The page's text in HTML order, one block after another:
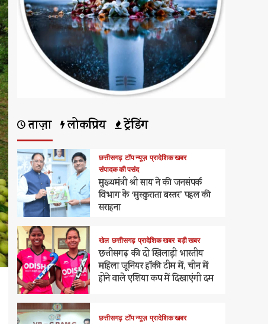
ताज़ा लोकप्रिय ट्रेंडिंग
छत्तीसगढ़ टॉप न्यूज़ प्रादेशिक खबर
संपादक की पसंद
मुख्यमंत्री श्री साय ने की जनसंपर्क
विभाग के ‘मुस्कुराता बस्तर’ पहल की
सराहना
खेल छत्तीसगढ़ प्रादेशिक खबर बड़ी खबर
छत्तीसगढ़ की दो खिलाड़ी भारतीय
महिला जूनियर हॉकी टीम में, चीन में
होने वाले एशिया कप में दिखाएंगी दम
छत्तीसगढ़ टॉप न्यूज़ प्रादेशिक खबर